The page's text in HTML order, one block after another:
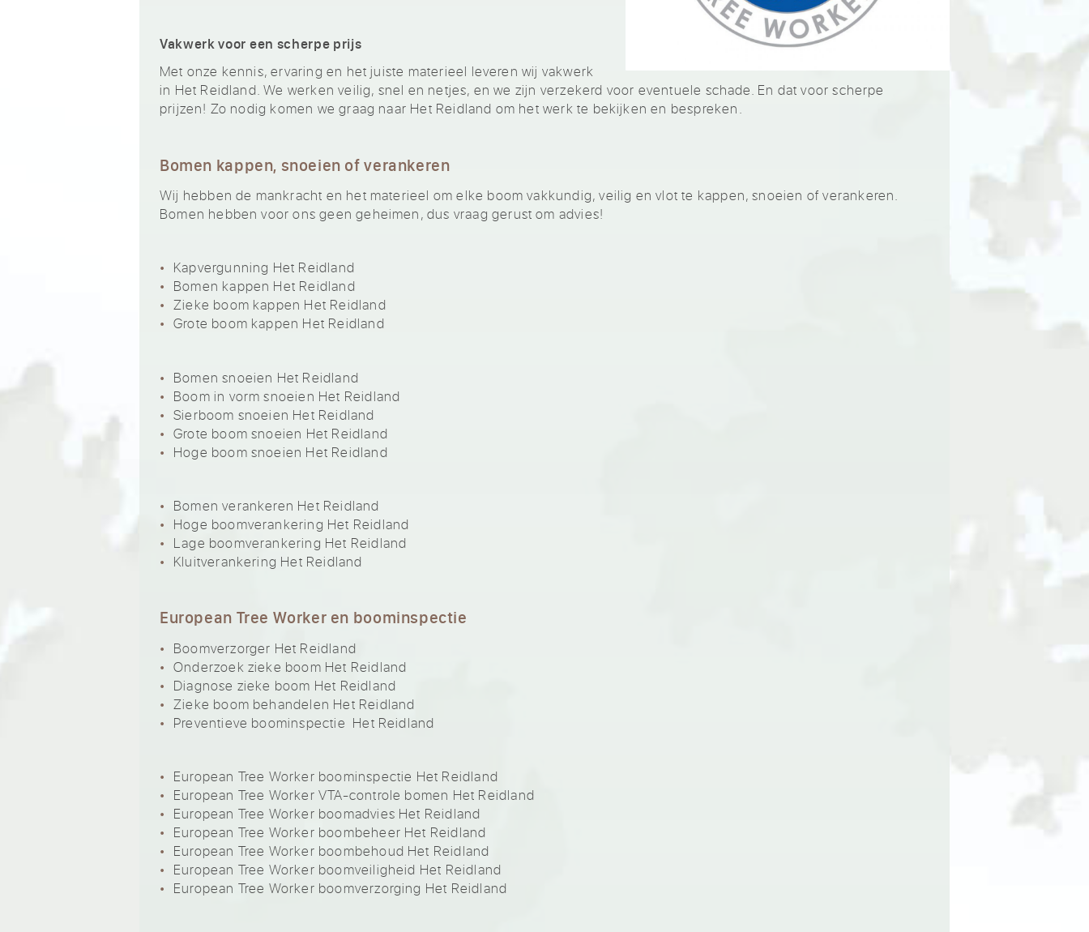
Vakwerk voor een scherpe prijs
Met onze kennis, ervaring en het juiste materieel leveren wij vakwerk
in Het Reidland. We werken veilig, snel en netjes, en we zijn verzekerd voor eventuele schade. En dat voor scherpe
prijzen! Zo nodig komen we graag naar Het Reidland om het werk te bekijken en bespreken.
Bomen kappen, snoeien of verankeren
Wij hebben de mankracht en het materieel om elke boom vakkundig, veilig en vlot te kappen, snoeien of verankeren.
Bomen hebben voor ons geen geheimen, dus vraag gerust om advies!
Kapvergunning Het Reidland
Bomen kappen Het Reidland
Zieke boom kappen Het Reidland
Grote boom kappen Het Reidland
Bomen snoeien Het Reidland
Boom in vorm snoeien Het Reidland
Sierboom snoeien Het Reidland
Grote boom snoeien Het Reidland
Hoge boom snoeien Het Reidland
Bomen verankeren Het Reidland
Hoge boomverankering Het Reidland
Lage boomverankering Het Reidland
Kluitverankering Het Reidland
European Tree Worker en boominspectie
Boomverzorger Het Reidland
Onderzoek zieke boom Het Reidland
Diagnose zieke boom Het Reidland
Zieke boom behandelen Het Reidland
Preventieve boominspectie Het Reidland
European Tree Worker boominspectie Het Reidland
European Tree Worker VTA-controle bomen Het Reidland
European Tree Worker boomadvies Het Reidland
European Tree Worker boombeheer Het Reidland
European Tree Worker boombehoud Het Reidland
European Tree Worker boomveiligheid Het Reidland
European Tree Worker boomverzorging Het Reidland